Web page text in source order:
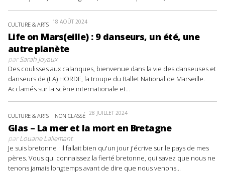
CULTURE & ARTS 18 AOÛT 2024
Life on Mars(eille) : 9 danseurs, un été, une
autre planète
parSarah Joyaux
Des coulisses aux calanques, bienvenue dans la vie des danseuses et
danseurs de (LA) HORDE, la troupe du Ballet National de Marseille.
Acclamés sur la scène internationale et...
CULTURE & ARTS NON CLASSÉ 28 JUILLET 2024
Glas – La mer et la mort en Bretagne
parLouane Lallemant
Je suis bretonne : il fallait bien qu'un jour j'écrive sur le pays de mes
pères. Vous qui connaissez la fierté bretonne, qui savez que nous ne
tenons jamais longtemps avant de dire que nous venons...